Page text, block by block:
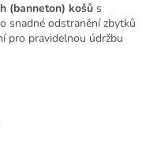
(banneton) košů s
snadné odstranění zbytků
pro pravidelnou údržbu